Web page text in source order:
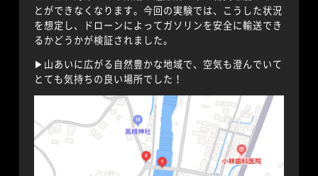
とができなくなります。今回の実験では、こうした状況
を想定し、ドローンによってガソリンを安全に輸送でき
るかどうかが検証されました。
▶︎山あいに広がる自然豊かな地域で、空気も澄んでいて
とても気持ちの良い場所でした！